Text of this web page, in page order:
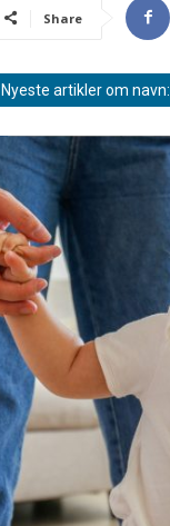
Share
Nyeste artikler om navn: